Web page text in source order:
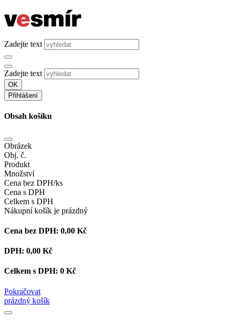
Zadejte text
Zadejte text
OK
Přihlášení
Obsah košíku
Obrázek
Obj. č.
Produkt
Množství
Cena bez DPH/ks
Cena s DPH
Celkem s DPH
Nákupní košík je prázdný
Cena bez DPH: 0,00 Kč
DPH: 0,00 Kč
Celkem s DPH: 0 Kč
Pokračovat
prázdný košík